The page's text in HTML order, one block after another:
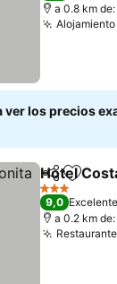
a 0.8 km
ver los precios
Compartir
Hotel
3 Estrellas
9,0 Excelente
a 0.2 km